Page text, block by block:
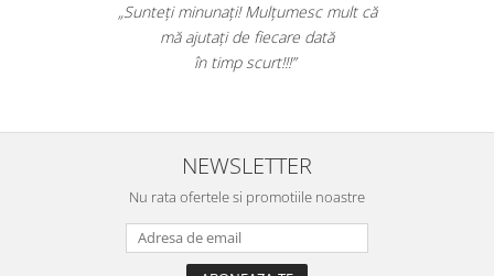
Table magnetice (whiteboard-uri)
Electronice si accesorii tech
Securitate digitala
Adaptoare de calatorie
Baterii si acumulatori
Cabluri si conectivitate
„Sunteți minunați! Mulțumesc mult că
mă ajutați de fiecare dată
în timp scurt!!!”
NEWSLETTER
Nu rata ofertele si promotiile noastre